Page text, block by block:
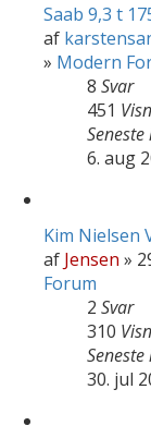
Saab 9,3 t
af
» Modern
8 Svar
451
6. aug
Kim Nielsen
af Jensen »
Forum
2 Svar
310
30. jul